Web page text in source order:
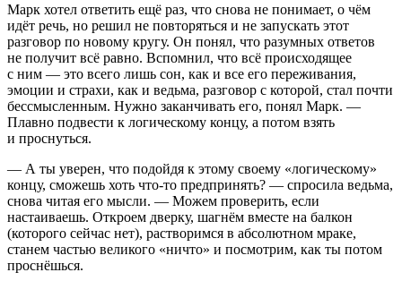
Марк хотел ответить ещё раз, что снова не понимает, о чём
идёт речь, но решил не повторяться и не запускать этот
разговор по новому кругу. Он понял, что разумных ответов
не получит всё равно. Вспомнил, что всё происходящее
с ним — это всего лишь сон, как и все его переживания,
эмоции и страхи, как и ведьма, разговор с которой, стал почти
бессмысленным. Нужно заканчивать его, понял Марк. —
Плавно подвести к логическому концу, а потом взять
и проснуться.
— А ты уверен, что подойдя к этому своему «логическому»
концу, сможешь хоть что-то предпринять? — спросила ведьма,
снова читая его мысли. — Можем проверить, если
настаиваешь. Откроем дверку, шагнём вместе на балкон
(которого сейчас нет), растворимся в абсолютном мраке,
станем частью великого «ничто» и посмотрим, как ты потом
проснёшься.